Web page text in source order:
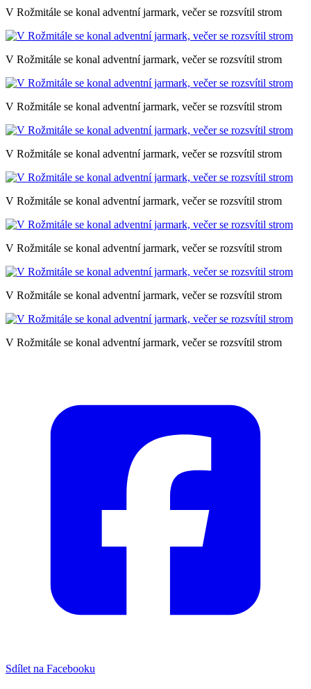
V Rožmitále se konal adventní jarmark, večer se rozsvítil strom
V Rožmitále se konal adventní jarmark, večer se rozsvítil strom
V Rožmitále se konal adventní jarmark, večer se rozsvítil strom
V Rožmitále se konal adventní jarmark, večer se rozsvítil strom
V Rožmitále se konal adventní jarmark, večer se rozsvítil strom
V Rožmitále se konal adventní jarmark, večer se rozsvítil strom
V Rožmitále se konal adventní jarmark, večer se rozsvítil strom
V Rožmitále se konal adventní jarmark, večer se rozsvítil strom
Sdílet na Facebooku